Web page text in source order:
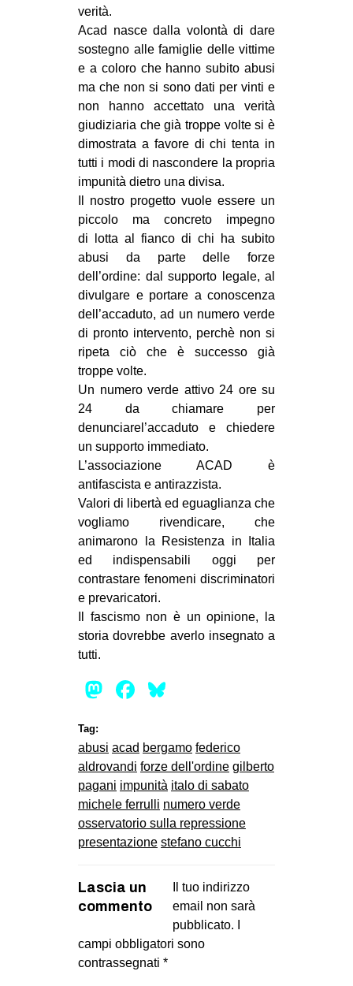
verità.
Acad nasce dalla volontà di dare
sostegno alle famiglie delle vittime
e a coloro che hanno subito abusi
ma che non si sono dati per vinti e
non hanno accettato una verità
giudiziaria che già troppe volte si è
dimostrata a favore di chi tenta in
tutti i modi di nascondere la propria
impunità dietro una divisa.
Il nostro progetto vuole essere un
piccolo ma concreto impegno
di lotta al fianco di chi ha subito
abusi da parte delle forze
dell’ordine: dal supporto legale, al
divulgare e portare a conoscenza
dell’accaduto, ad un numero verde
di pronto intervento, perchè non si
ripeta ciò che è successo già
troppe volte.
Un numero verde attivo 24 ore su
24 da chiamare per
denunciarel’accaduto e chiedere
un supporto immediato.
L’associazione ACAD è
antifascista e antirazzista.
Valori di libertà ed eguaglianza che
vogliamo rivendicare, che
animarono la Resistenza in Italia
ed indispensabili oggi per
contrastare fenomeni discriminatori
e prevaricatori.
Il fascismo non è un opinione, la
storia dovrebbe averlo insegnato a
tutti.
Mastodon
Facebook
Tag:
abusi acad bergamo federico
aldrovandi forze dell'ordine gilberto
pagani impunità italo di sabato
michele ferrulli numero verde
osservatorio sulla repressione
presentazione stefano cucchi
Lascia un
commento
Il tuo indirizzo
email non sarà
pubblicato.
campi obbligatori sono
contrassegnati *